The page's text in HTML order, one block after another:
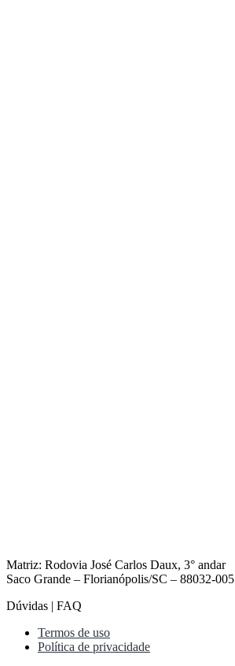
Matriz: Rodovia José Carlos Daux, 3° andar
Saco Grande – Florianópolis/SC – 88032-005
Dúvidas | FAQ
Termos de uso
Política de privacidade